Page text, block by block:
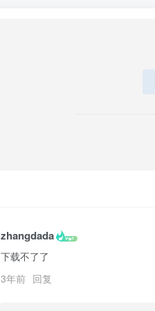
zhangdada
下载不了了
3年前 回复